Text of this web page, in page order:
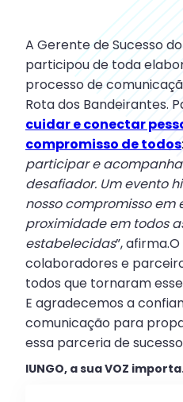
A Gerente de Sucesso
participou de toda
processo de
Rota dos Bandeirantes.
cuidar e conectar
compromisso de todos
participar e
desafiador. Um evento
nosso compromisso
proximidade em todos
estabelecidas”,
colaboradores e
todos que tornaram
E agradecemos a
comunicação para
essa parceria de
IUNGO, a sua VOZ